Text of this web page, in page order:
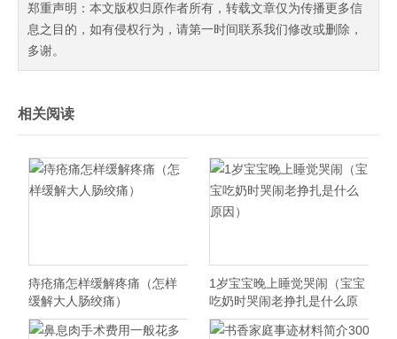
郑重声明：本文版权归原作者所有，转载文章仅为传播更多信
息之目的，如有侵权行为，请第一时间联系我们修改或删除，
多谢。
相关阅读
痔疮痛怎样缓解疼痛（怎样
缓解大人肠绞痛）
1岁宝宝晚上睡觉哭闹（宝宝
吃奶时哭闹老挣扎是什么原
因）